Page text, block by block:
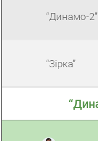
“Динамо-2”
“Зірка”